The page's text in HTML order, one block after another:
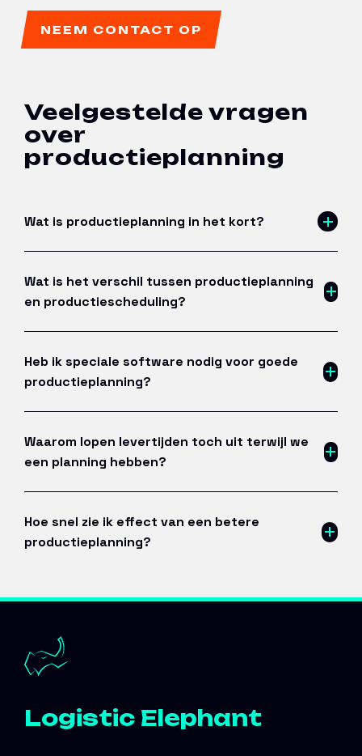
NEEM CONTACT OP
Veelgestelde vragen
over
productieplanning
Wat is productieplanning in het kort?
Wat is het verschil tussen productieplanning
en productiescheduling?
Heb ik speciale software nodig voor goede
productieplanning?
Waarom lopen levertijden toch uit terwijl we
een planning hebben?
Hoe snel zie ik effect van een betere
productieplanning?
Logistic Elephant